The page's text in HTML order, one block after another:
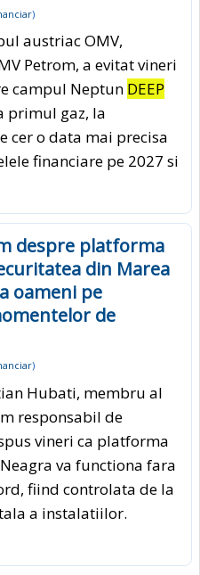
)
austriac OMV,
Petrom, a evitat vineri
campul Neptun DEEP
primul gaz, la
cer o data mai precisa
financiare pe 2027 si
despre platforma
din Marea
oameni pe
de
)
Hubati, membru al
responsabil de
vineri ca platforma
va functiona fara
fiind controlata de la
a instalatiilor.